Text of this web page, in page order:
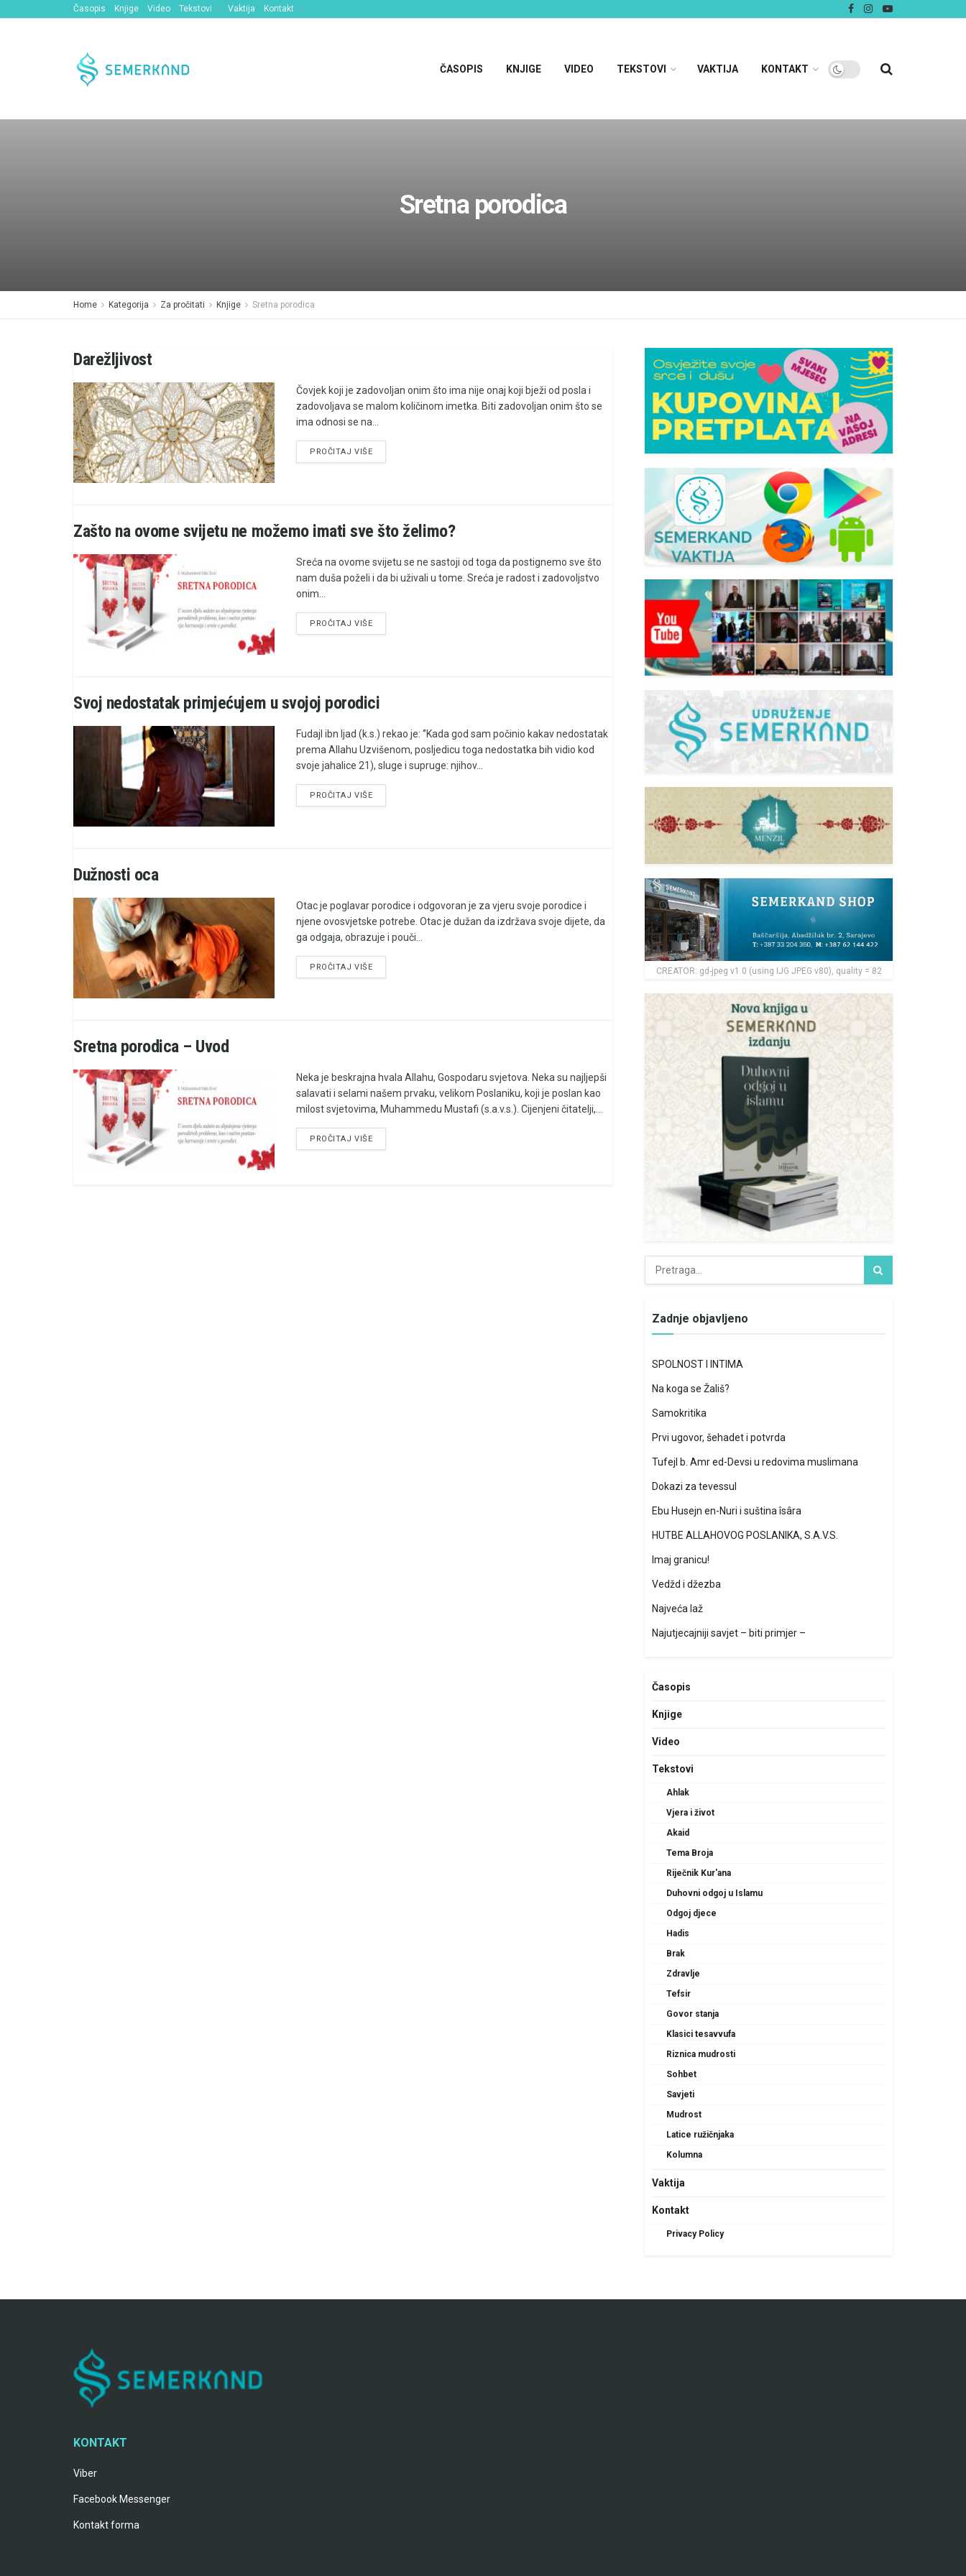
Časopis Knjige Video Tekstovi Vaktija Kontakt
ČASOPIS KNJIGE VIDEO TEKSTOVI VAKTIJA KONTAKT
Sretna porodica
Home Kategorija Za pročitati Knjige Sretna porodica
Darežljivost
Čovjek koji je zadovoljan onim što ima nije onaj koji bježi od posla i
zadovoljava se malom količinom imetka. Biti zadovoljan onim što se
ima odnosi se na...
PROČITAJ VIŠE
Zašto na ovome svijetu ne možemo imati sve što želimo?
Sreća na ovome svijetu se ne sastoji od toga da postignemo sve što
nam duša poželi i da bi uživali u tome. Sreća je radost i zadovoljstvo
onim...
PROČITAJ VIŠE
Svoj nedostatak primjećujem u svojoj porodici
Fudajl ibn Ijad (k.s.) rekao je: ‘’Kada god sam počinio kakav nedostatak
prema Allahu Uzvišenom, posljedicu toga nedostatka bih vidio kod
svoje jahalice 21), sluge i supruge: njihov...
PROČITAJ VIŠE
Dužnosti oca
Otac je poglavar porodice i odgovoran je za vjeru svoje porodice i
njene ovosvjetske potrebe. Otac je dužan da izdržava svoje dijete, da
ga odgaja, obrazuje i pouči...
PROČITAJ VIŠE
Sretna porodica – Uvod
Neka je beskrajna hvala Allahu, Gospodaru svjetova. Neka su najljepši
salavati i selami našem prvaku, velikom Poslaniku, koji je poslan kao
milost svjetovima, Muhammedu Mustafi (s.a.v.s.). Cijenjeni čitatelji,...
PROČITAJ VIŠE
CREATOR: gd-jpeg v1.0 (using IJG JPEG v80), quality = 82
Zadnje objavljeno
SPOLNOST I INTIMA
Na koga se Žališ?
Samokritika
Prvi ugovor, šehadet i potvrda
Tufejl b. Amr ed-Devsi u redovima muslimana
Dokazi za tevessul
Ebu Husejn en-Nuri i suština îsâra
HUTBE ALLAHOVOG POSLANIKA, S.A.V.S.
Imaj granicu!
Vedžd i džezba
Najveća laž
Najutjecajniji savjet – biti primjer –
Časopis
Knjige
Video
Tekstovi
Ahlak
Vjera i život
Akaid
Tema Broja
Riječnik Kur'ana
Duhovni odgoj u Islamu
Odgoj djece
Hadis
Brak
Zdravlje
Tefsir
Govor stanja
Klasici tesavvufa
Riznica mudrosti
Sohbet
Savjeti
Mudrost
Latice ružičnjaka
Kolumna
Vaktija
Kontakt
Privacy Policy
KONTAKT
Viber
Facebook Messenger
Kontakt forma